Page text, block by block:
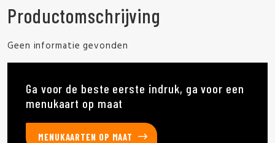
Productomschrijving
Geen informatie gevonden
Ga voor de beste eerste indruk, ga voor een
menukaart op maat
MENUKAARTEN OP MAAT